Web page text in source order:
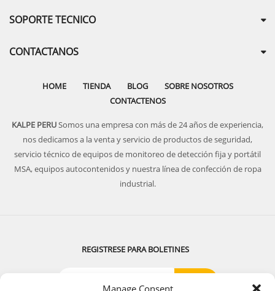
Manage Consent
SOPORTE TECNICO
CONTACTANOS
HOME TIENDA BLOG
SOBRE NOSOTROS
CONTACTENOS
KALPE PERUSomos una empresa con más de 24 años de experiencia,
nos dedicamos a la venta y servicio de productos de seguridad,
servicio técnico de equipos de monitoreo de detección fija y portátil
MSA, equipos autocontenidos y nuestra línea de confección de ropa
industrial.
REGISTRESE PARA BOLETINES